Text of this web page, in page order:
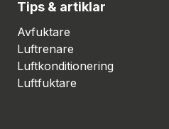
Tips & artiklar
Avfuktare
Luftrenare
Luftkonditionering
Luftfuktare